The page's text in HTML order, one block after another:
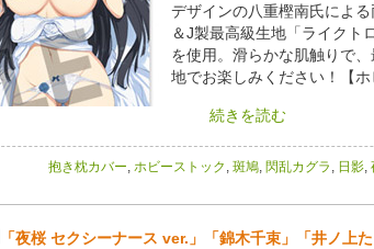
デザインの八重樫南氏によ
＆J製最高級生地「ライクト
を使用。滑らかな肌触りで
地でお楽しみください！【ホ
続きを読む
抱き枕カバー, ホビーストック , 斑鳩, 閃乱カグラ , 日影,
「夜桜 セクシーナース ver.」「錦木千束」「井ノ上